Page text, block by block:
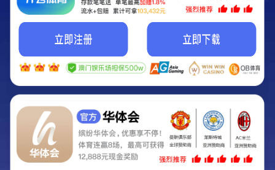
Hey Guys!
我们即将上线啦...